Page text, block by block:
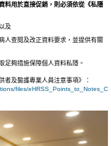
料用於直接促銷，則必須依從 《私隱
及
人查閱及改正資料要求，並提供有關
足夠措施保障個人資料私隱。
者及醫護專業人員注意事項》：
files/eHRSS_Points_to_Notes_C